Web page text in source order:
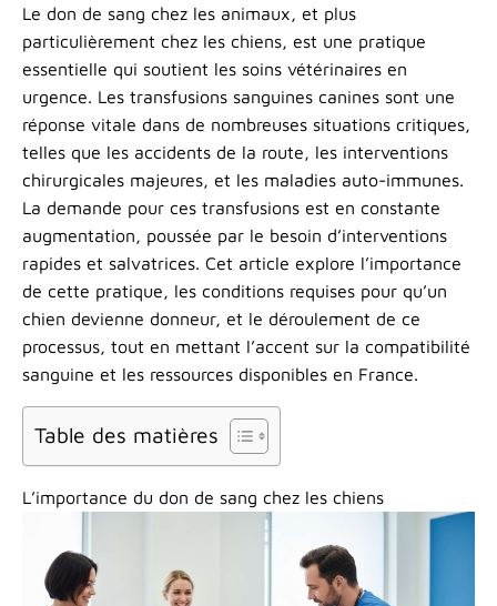
Aller
contenu
Le don de sang chez les animaux, et plus
particulièrement chez les chiens, est une pratique
essentielle qui soutient les soins vétérinaires en
urgence. Les transfusions sanguines canines sont une
réponse vitale dans de nombreuses situations critiques,
telles que les accidents de la route, les interventions
chirurgicales majeures, et les maladies auto-immunes.
La demande pour ces transfusions est en constante
augmentation, poussée par le besoin d’interventions
rapides et salvatrices. Cet article explore l’importance
de cette pratique, les conditions requises pour qu’un
chien devienne donneur, et le déroulement de ce
processus, tout en mettant l’accent sur la compatibilité
sanguine et les ressources disponibles en France.
Table des matières
L’importance du don de sang chez les chiens